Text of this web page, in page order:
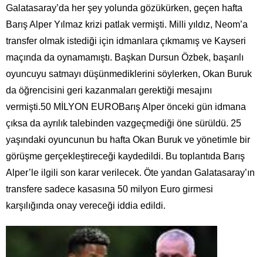
Galatasaray’da her şey yolunda gözükürken, geçen hafta
Barış Alper Yılmaz krizi patlak vermişti. Milli yıldız, Neom’a
transfer olmak istediği için idmanlara çıkmamış ve Kayseri
maçında da oynamamıştı. Başkan Dursun Özbek, başarılı
oyuncuyu satmayı düşünmediklerini söylerken, Okan Buruk
da öğrencisini geri kazanmaları gerektiği mesajını
vermişti.50 MİLYON EUROBarış Alper önceki gün idmana
çıksa da ayrılık talebinden vazgeçmediği öne sürüldü. 25
yaşındaki oyuncunun bu hafta Okan Buruk ve yönetimle bir
görüşme gerçekleştireceği kaydedildi. Bu toplantıda Barış
Alper’le ilgili son karar verilecek. Öte yandan Galatasaray’ın
transfere sadece kasasına 50 milyon Euro girmesi
karşılığında onay vereceği iddia edildi.